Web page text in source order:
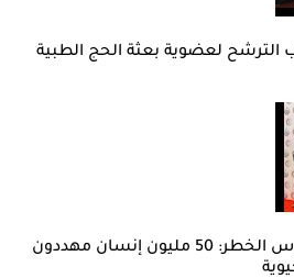
الترشح لعضوية بعثة الحج الطبية
وزير الصحة يدق ناقوس الخطر: 50 مليون إنسان مهددون